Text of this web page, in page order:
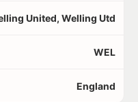
United, Welling Utd
WEL
England